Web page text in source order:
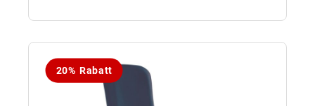
20% Rabatt